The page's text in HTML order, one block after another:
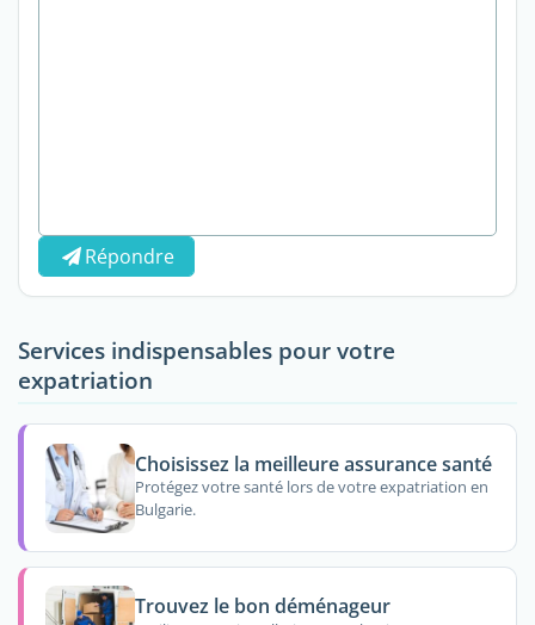
Répondre
Services indispensables pour votre
expatriation
Choisissez la meilleure assurance santé
Protégez votre santé lors de votre expatriation en
Bulgarie.
Trouvez le bon déménageur